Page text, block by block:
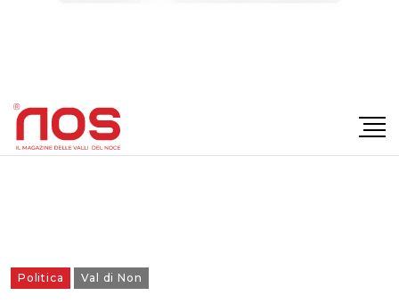
Politica Val di Non